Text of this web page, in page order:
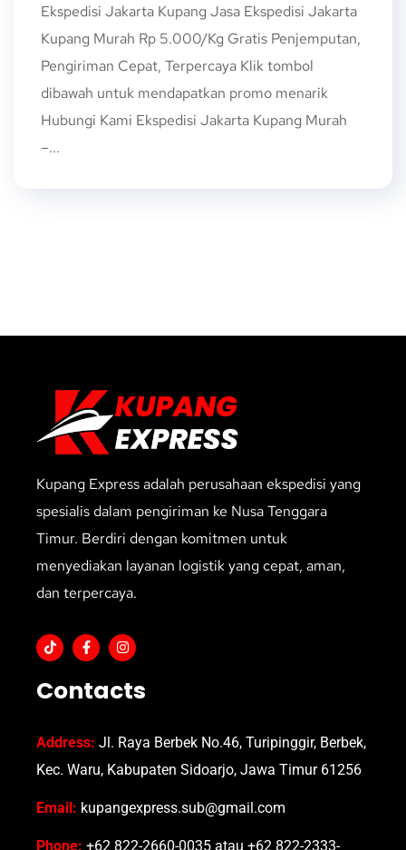
Ekspedisi Jakarta Kupang Jasa Ekspedisi Jakarta
Kupang Murah Rp 5.000/Kg Gratis Penjemputan,
Pengiriman Cepat, Terpercaya Klik tombol
dibawah untuk mendapatkan promo menarik
Hubungi Kami Ekspedisi Jakarta Kupang Murah
–...
Kupang Express adalah perusahaan ekspedisi yang
spesialis dalam pengiriman ke Nusa Tenggara
Timur. Berdiri dengan komitmen untuk
menyediakan layanan logistik yang cepat, aman,
dan terpercaya.
Contacts
Address: Jl. Raya Berbek No.46, Turipinggir, Berbek,
Kec. Waru, Kabupaten Sidoarjo, Jawa Timur 61256
Email: kupangexpress.sub@gmail.com
Phone: +62 822-2660-0035 atau +62 822-2333-